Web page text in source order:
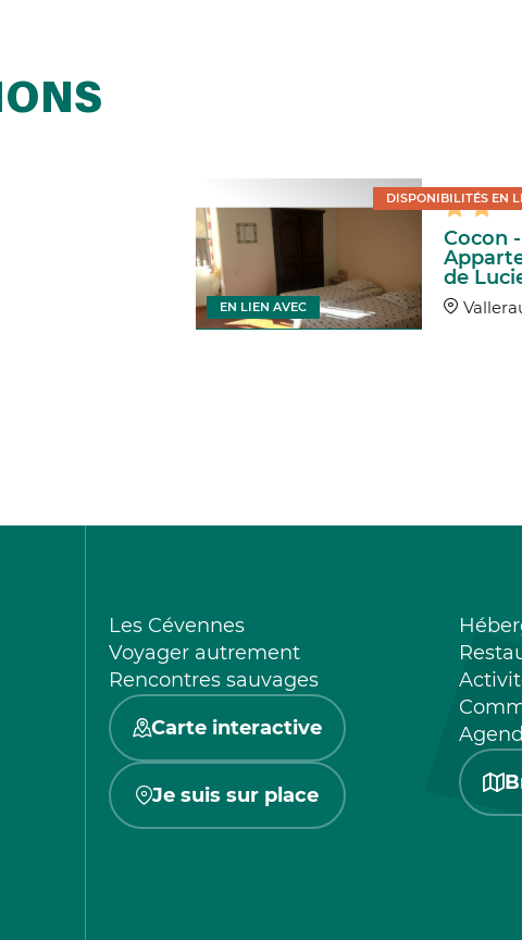
Cocon
de
DISPONIBILITÉS EN
EN LIEN AVEC
Les Cévennes
Voyager autrement
Rencontres sauvages
Carte interactive
Je suis sur place